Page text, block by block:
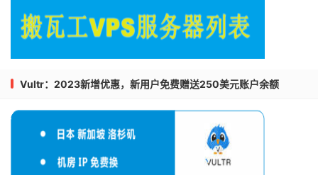
Vultr：2023新增优惠，新用户免费赠送250美元账户余额